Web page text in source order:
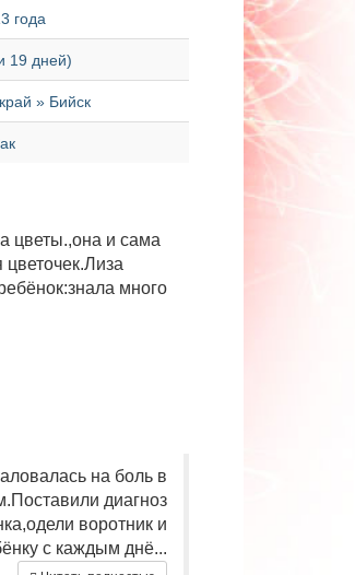
года
19 дней)
» Бийск
цветы.,она и сама
много
на боль в
диагноз
воротник и
с каждым днё...